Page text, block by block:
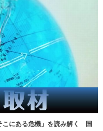
こにある危機」を読み解く 国